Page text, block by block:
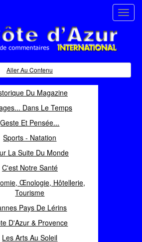
et de commentaires
Aller Au Contenu
Du Magazine
Dans Le Temps
Geste Et Pensée...
Sports - Natation
La Suite Du Monde
C'est Notre Santé
Œnologie, Hôtellerie,
Tourisme
Pays De Lérins
D'Azur & Provence
Les Arts Au Soleil